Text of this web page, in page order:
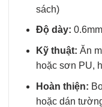
sách)
Độ dày:
Kỹ thuật: Ăn
hoặc sơn PU,
Hoàn thiện:
hoặc dán